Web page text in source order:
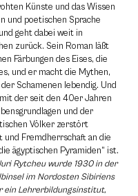
Künste und das Wissen
und poetischen Sprache
geht dabei weit in
zurück. Sein Roman läßt
Färbungen des Eises, die
und er macht die Mythen,
Schamenen lebendig. Und
der seit den 40er Jahren
und der
Völker zerstört
und Fremdherrschaft an die
ägyptischen Pyramiden“ ist.
Rytcheu wurde 1930 in der
im Nordosten Sibiriens
ein Lehrerbildungsinstitut,